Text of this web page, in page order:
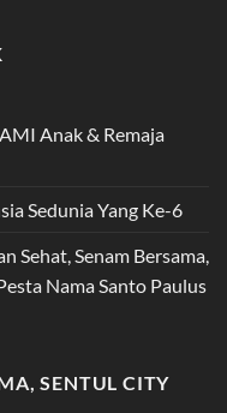
Anak & Remaja
Sedunia Yang Ke-6
Sehat, Senam Bersama,
Nama Santo Paulus
SENTUL CITY